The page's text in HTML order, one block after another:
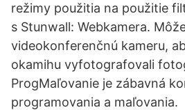
režimy použitia na použitie
s Stunwall: Webkamera.
videokonferenčnú kameru,
okamihu vyfotografovali
ProgMaľovanie je zábavná
programovania a maľovania.